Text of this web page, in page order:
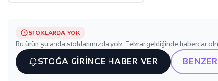
STOKLARDA YOK
Bu ürün şu anda stoklarımızda yok. Tekrar geldiğinde haberdar
STOĞA GİRİNCE HABER VER